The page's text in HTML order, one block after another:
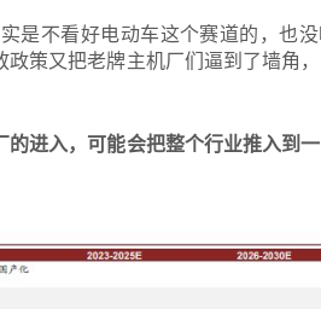
是不看好电动车这个赛道的，也
策又把老牌主机厂们逼到了墙角
的进入，可能会把整个行业推入到